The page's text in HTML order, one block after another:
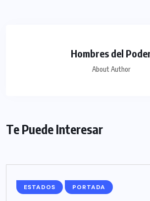
Hombres del
About Author
Te Puede Interesar
ESTADOS PORTADA